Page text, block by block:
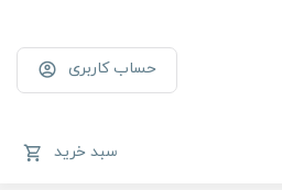
حساب کاربری
سبد خرید